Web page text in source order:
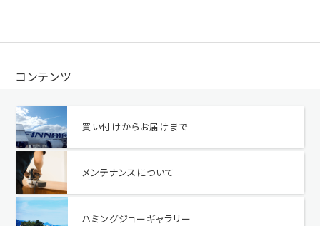
コンテンツ
買い付けからお届けまで
メンテナンスについて
ハミングジョーギャラリー